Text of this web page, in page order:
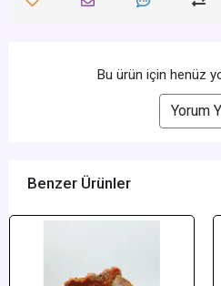
Bu ürün için henüz
Yorum
Benzer Ürünler